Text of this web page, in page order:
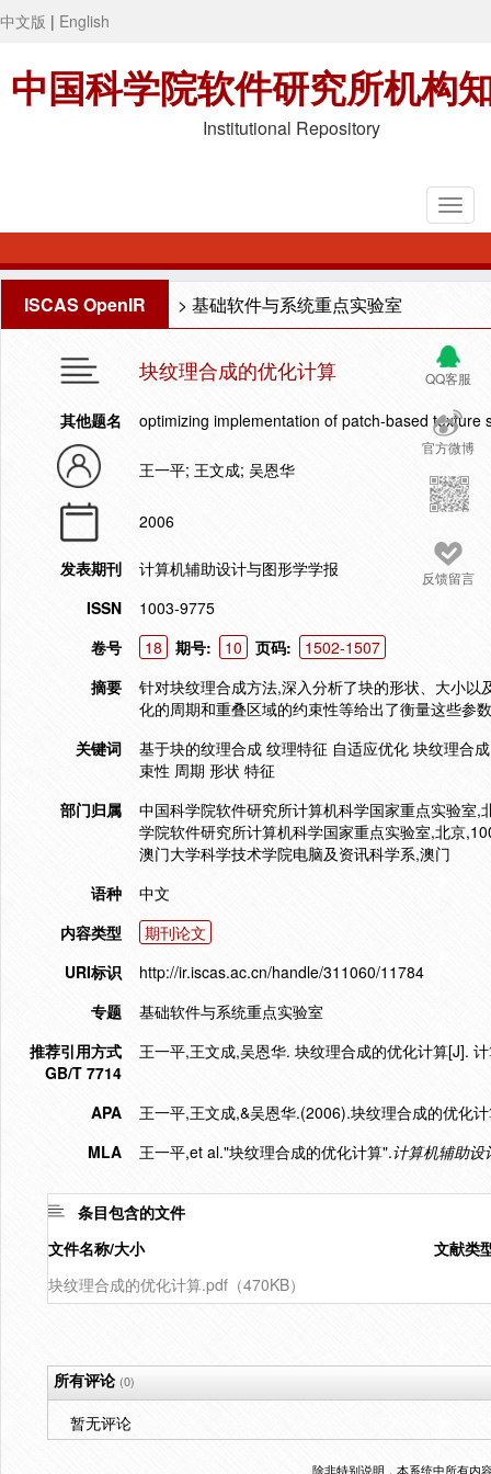
中文版 | English
中国科学院软件研究所机构
Institutional Repository
ISCAS OpenIR > 基础软件与系统重点实验室
QQ客服
官方微博
反馈留言
块纹理合成的优化计算
其他题名 optimizing implementation of patch-based texture
王一平; 王文成; 吴恩华
2006
发表期刊
计算机辅助设计与图形学学报
ISSN
1003-9775
卷号
18 期号: 10 页码:
1502-1507
摘要
针对块纹理合成方法,深入分析了块的形状、大小
化的周期和重叠区域的约束性等给出了衡量这些参
关键词
基于块的纹理合成 纹理特征 自适应优化 块纹理合
束性 周期 形状 特征
部门归属
中国科学院软件研究所计算机科学国家重点实验室
学院软件研究所计算机科学国家重点实验室,北京
澳门大学科学技术学院电脑及资讯科学系,澳门
语种
中文
内容类型
期刊论文
URI标识
http://ir.iscas.ac.cn/handle/311060/11784
专题
基础软件与系统重点实验室
推荐引用方式
GB/T 7714
王一平,王文成,吴恩华. 块纹理合成的优化计算[J].
APA
王一平,王文成,&吴恩华.(2006).块纹理合成的优化
MLA
王一平,et al."块纹理合成的优化计算".计算机辅助设
条目包含的文件
文件名称/大小
文献类
块纹理合成的优化计算.pdf（470KB）
所有评论(0)
暂无评论
除非特别说明，本系统中所有内